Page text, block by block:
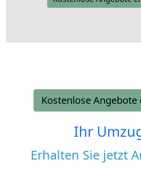
Kostenlose Angebote
Ihr
Erhalten Sie jetzt